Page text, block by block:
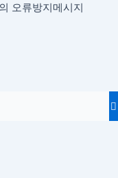
오류방지메시지